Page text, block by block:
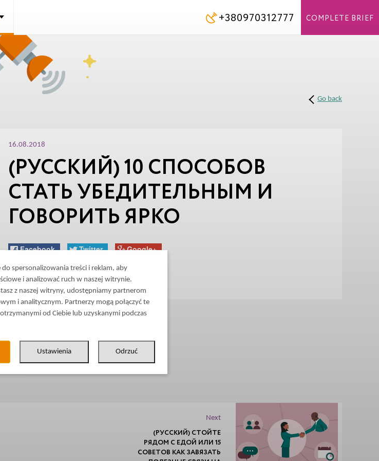
Go back
16.08.2018
(РУССКИЙ) 10 СПОСОБОВ
СТАТЬ УБЕДИТЕЛЬНЫМ И
ГОВОРИТЬ ЯРКО
Facebook Twitter Google+
Next
(РУССКИЙ) СТОЙТЕ
РЯДОМ С ЕДОЙ ИЛИ 15
СОВЕТОВ КАК ЗАВЯЗАТЬ
+380970312777 COMPLETE BRIEF
spersonalizowania treści i reklam, aby
i analizować ruch w naszej witrynie.
z naszej witryny, udostępniamy partnerom
i analitycznym. Partnerzy mogą połączyć te
od Ciebie lub uzyskanymi podczas
Ustawienia Odrzuć